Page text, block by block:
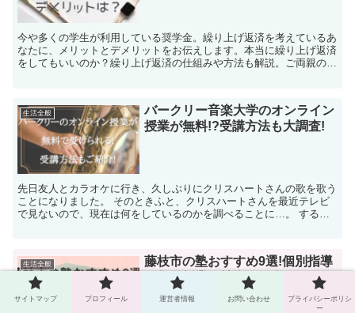
今や多くの学生が利用している奨学金。繰り上げ返済を考えているあ
なたに、メリットとデメリットをお伝えします。本当に繰り上げ返済
をしてもいいのか？繰り上げ返済の仕組みや方法も解説。ご両親の援
生活全般
バークリー音楽大学のオンライン
授業が無料!?受講方法も大調査!
先日友人とカラオケに行き、久しぶりにクリスハートさんの歌を歌う
ことになりました。 そのときふと、クリスハートさんを最近テレビ
で見ないので、現在は何をしているのかを調べることに…。 する
生活全般
藤枝市の塾おすすめ9選!個別指導
や集団授業の特徴も紹介します
サイトマップ プロフィール 運営者情報 お問い合わせ
プライバシーポリシ
ー